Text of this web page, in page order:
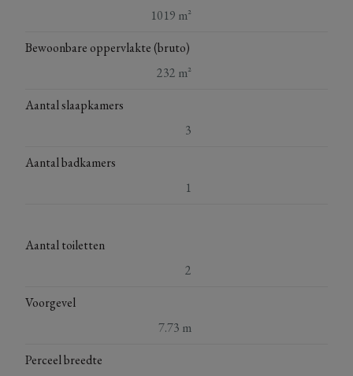
1019 m²
Bewoonbare oppervlakte (bruto)
232 m²
Aantal slaapkamers
3
Aantal badkamers
1
Aantal toiletten
2
Voorgevel
7.73 m
Perceel breedte